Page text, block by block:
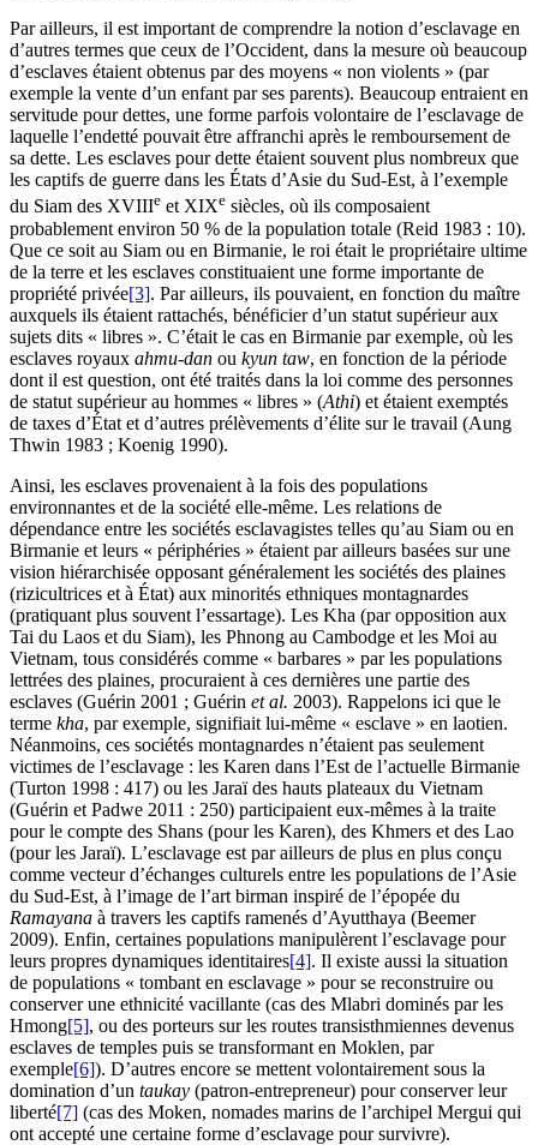
Par ailleurs, il est important de comprendre la notion d’esclavage en
d’autres termes que ceux de l’Occident, dans la mesure où beaucoup
d’esclaves étaient obtenus par des moyens « non violents » (par
exemple la vente d’un enfant par ses parents). Beaucoup entraient en
servitude pour dettes, une forme parfois volontaire de l’esclavage de
laquelle l’endetté pouvait être affranchi après le remboursement de
sa dette. Les esclaves pour dette étaient souvent plus nombreux que
les captifs de guerre dans les États d’Asie du Sud-Est, à l’exemple
du Siam des XVIIIe et XIXe siècles, où ils composaient
probablement environ 50 % de la population totale (Reid 1983 : 10).
Que ce soit au Siam ou en Birmanie, le roi était le propriétaire ultime
de la terre et les esclaves constituaient une forme importante de
propriété privée[3]. Par ailleurs, ils pouvaient, en fonction du maître
auxquels ils étaient rattachés, bénéficier d’un statut supérieur aux
sujets dits « libres ». C’était le cas en Birmanie par exemple, où les
esclaves royaux ahmu-dan ou kyun taw, en fonction de la période
dont il est question, ont été traités dans la loi comme des personnes
de statut supérieur au hommes « libres » (Athi) et étaient exemptés
de taxes d’État et d’autres prélèvements d’élite sur le travail (Aung
Thwin 1983 ; Koenig 1990).
Ainsi, les esclaves provenaient à la fois des populations
environnantes et de la société elle-même. Les relations de
dépendance entre les sociétés esclavagistes telles qu’au Siam ou en
Birmanie et leurs « périphéries » étaient par ailleurs basées sur une
vision hiérarchisée opposant généralement les sociétés des plaines
(rizicultrices et à État) aux minorités ethniques montagnardes
(pratiquant plus souvent l’essartage). Les Kha (par opposition aux
Tai du Laos et du Siam), les Phnong au Cambodge et les Moi au
Vietnam, tous considérés comme « barbares » par les populations
lettrées des plaines, procuraient à ces dernières une partie des
esclaves (Guérin 2001 ; Guérin et al. 2003). Rappelons ici que le
terme kha, par exemple, signifiait lui-même « esclave » en laotien.
Néanmoins, ces sociétés montagnardes n’étaient pas seulement
victimes de l’esclavage : les Karen dans l’Est de l’actuelle Birmanie
(Turton 1998 : 417) ou les Jaraï des hauts plateaux du Vietnam
(Guérin et Padwe 2011 : 250) participaient eux-mêmes à la traite
pour le compte des Shans (pour les Karen), des Khmers et des Lao
(pour les Jaraï). L’esclavage est par ailleurs de plus en plus conçu
comme vecteur d’échanges culturels entre les populations de l’Asie
du Sud-Est, à l’image de l’art birman inspiré de l’épopée du
Ramayana à travers les captifs ramenés d’Ayutthaya (Beemer
2009). Enfin, certaines populations manipulèrent l’esclavage pour
leurs propres dynamiques identitaires[4]. Il existe aussi la situation
de populations « tombant en esclavage » pour se reconstruire ou
conserver une ethnicité vacillante (cas des Mlabri dominés par les
Hmong[5], ou des porteurs sur les routes transisthmiennes devenus
esclaves de temples puis se transformant en Moklen, par
exemple[6]). D’autres encore se mettent volontairement sous la
domination d’un taukay (patron-entrepreneur) pour conserver leur
liberté[7] (cas des Moken, nomades marins de l’archipel Mergui qui
ont accepté une certaine forme d’esclavage pour survivre).